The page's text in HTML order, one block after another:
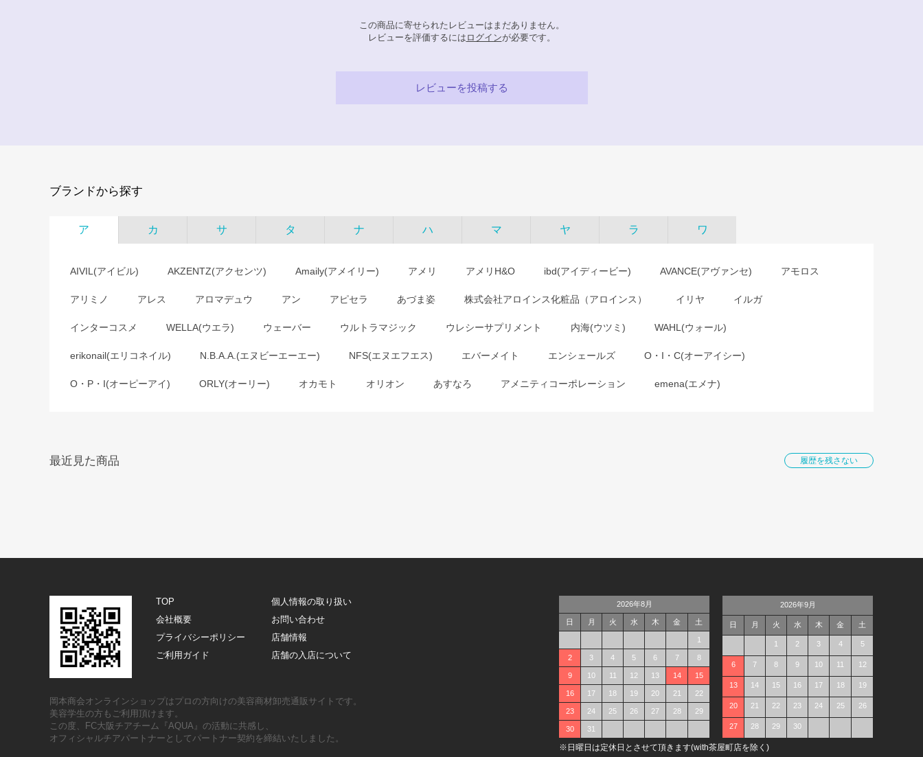
この商品に寄せられたレビューはまだありません。
レビューを評価するには ログインが必要です。
レビューを投稿する
ブランドから探す
ア カ サ タ ナ ハ マ ヤ ラ ワ
AIVIL(アイビル) AKZENTZ(アクセンツ) Amaily(アメイリー) アメリ アメリH&O ibd(アイディービー) AVANCE(アヴァンセ) アモロス
アリミノ アレス アロマデュウ アン アピセラ あづま姿 株式会社アロインス化粧品（アロインス） イリヤ イルガ
インターコスメ WELLA(ウエラ) ウェーバー ウルトラマジック ウレシーサプリメント 内海(ウツミ) WAHL(ウォール)
erikonail(エリコネイル) N.B.A.A.(エヌビーエーエー) NFS(エヌエフエス) エバーメイト エンシェールズ O・I・C(オーアイシー)
O・P・I(オーピーアイ) ORLY(オーリー) オカモト オリオン あすなろ アメニティコーポレーション emena(エメナ)
最近見た商品 履歴を残さない
TOP
個人情報の取り扱い
会社概要
お問い合わせ
プライバシーポリシー
店舗情報
ご利用ガイド
店舗の入店について
岡本商会オンラインショップはプロの方向けの美容商材卸売通販サイトです。
美容学生の方もご利用頂けます。
この度、FC大阪チアチーム『AQUA』の活動に共感し、
オフィシャルチアパートナーとしてパートナー契約を締結いたしました。
2026年8月
日 月 火 水 木 金 土
1
2 3 4 5 6 7 8
9 10 11 12 13 14 15
16 17 18 19 20 21 22
23 24 25 26 27 28 29
30 31
2026年9月
日 月 火 水 木 金 土
1 2 3 4 5
6 7 8 9 10 11 12
13 14 15 16 17 18 19
20 21 22 23 24 25 26
27 28 29 30
※日曜日は定休日とさせて頂きます(with茶屋町店を除く)